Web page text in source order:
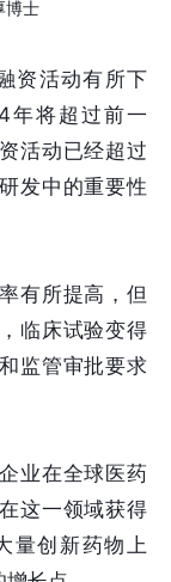
博士
资活动有所下
年将超过前一
活动已经超过
发中的重要性
有所提高，但
临床试验变得
监管审批要求
业在全球医药
这一领域获得
量创新药物上